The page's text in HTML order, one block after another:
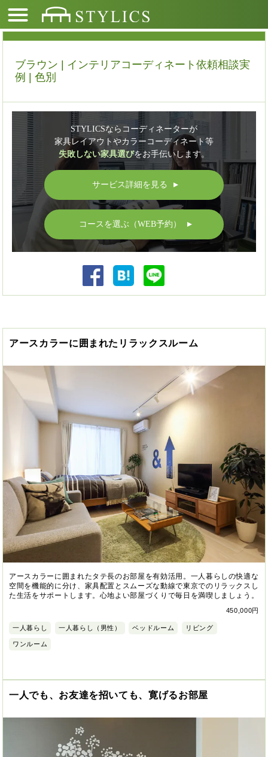
ブラウン | インテリアコーディネート依頼相談実
例 | 色別
STYLICSならコーディネーターが
家具レイアウトやカラーコーディネート等
失敗しない家具選びをお手伝いします。
サービス詳細を見る ▲
コースを選ぶ（WEB予約） ▲
アースカラーに囲まれたリラックスルーム
アースカラーに囲まれたタテ長のお部屋を有効活用。一人暮らしの快適な
空間を機能的に分け、家具配置とスムーズな動線で東京でのリラックスし
た生活をサポートします。心地よい部屋づくりで毎日を満喫しましょう。
450,000円
一人暮らし 一人暮らし（男性） ベッドルーム リビング
ワンルーム
一人でも、お友達を招いても、寛げるお部屋